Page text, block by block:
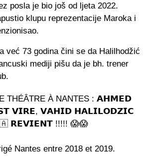
posla je bio još od ljeta 2022.
klupu reprezentacije Maroka i
već 73 godina čini se da Halilhodžić
mediji pišu da je bh. trener
THÉÂTRE À NANTES : 𝗔𝗛𝗠𝗘𝗗
𝗩𝗜𝗥𝗘, 𝗩𝗔𝗛𝗜𝗗 𝗛𝗔𝗟𝗜𝗟𝗢𝗗𝗭𝗜𝗖
𝗥𝗘𝗩𝗜𝗘𝗡𝗧 !!!!! 😱😱
Nantes entre 2018 et 2019.